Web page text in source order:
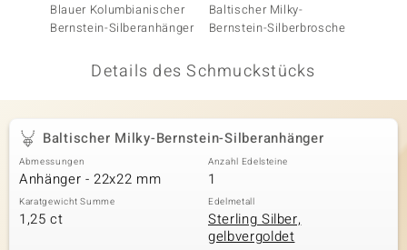
Collection
Blauer Kolumbianischer
Bernstein-Silberanhänger
Baltischer Milky-
Bernstein-Silberbrosche
Details des Schmuckstücks
Baltischer Milky-Bernstein-Silberanhänger
Abmessungen
Anhänger - 22x22 mm
Anzahl Edelsteine
1
Karatgewicht Summe
1,25 ct
Edelmetall
Sterling Silber,
gelbvergoldet